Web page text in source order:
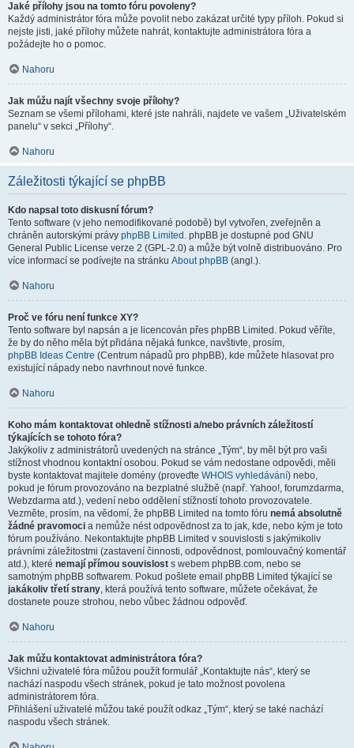
Jaké přílohy jsou na tomto fóru povoleny?
Každý administrátor fóra může povolit nebo zakázat určité typy příloh. Pokud si
nejste jisti, jaké přílohy můžete nahrát, kontaktujte administrátora fóra a
požádejte ho o pomoc.
Nahoru
Jak můžu najít všechny svoje přílohy?
Seznam se všemi přílohami, které jste nahráli, najdete ve vašem „Uživatelském
panelu“ v sekci „Přílohy“.
Nahoru
Záležitosti týkající se phpBB
Kdo napsal toto diskusní fórum?
Tento software (v jeho nemodifikované podobě) byl vytvořen, zveřejněn a
chráněn autorskými právy phpBB Limited . phpBB je dostupné pod GNU
General Public License verze 2 (GPL-2.0) a může být volně distribuováno. Pro
více informací se podívejte na stránku About phpBB (angl.).
Nahoru
Proč ve fóru není funkce XY?
Tento software byl napsán a je licencován přes phpBB Limited. Pokud věříte,
že by do něho měla být přidána nějaká funkce, navštivte, prosím,
phpBB Ideas Centre (Centrum nápadů pro phpBB), kde můžete hlasovat pro
existující nápady nebo navrhnout nové funkce.
Nahoru
Koho mám kontaktovat ohledně stížnosti a/nebo právních záležitostí
týkajících se tohoto fóra?
Jakýkoliv z administrátorů uvedených na stránce „Tým“, by měl být pro vaši
stížnost vhodnou kontaktní osobou. Pokud se vám nedostane odpovědi, měli
byste kontaktovat majitele domény (proveďte WHOIS vyhledávání) nebo,
pokud je fórum provozováno na bezplatné službě (např. Yahoo!, forumzdarma,
Webzdarma atd.), vedení nebo oddělení stížností tohoto provozovatele.
Vezměte, prosím, na vědomí, že phpBB Limited na tomto fóru nemá absolutně
žádné pravomoci a nemůže nést odpovědnost za to jak, kde, nebo kým je toto
fórum používáno. Nekontaktujte phpBB Limited v souvislosti s jakýmikoliv
právními záležitostmi (zastavení činnosti, odpovědnost, pomlouvačný komentář
atd.), které nemají přímou souvislost s webem phpBB.com, nebo se
samotným phpBB softwarem. Pokud pošlete email phpBB Limited týkající se
jakákoliv třetí strany, která používá tento software, můžete očekávat, že
dostanete pouze strohou, nebo vůbec žádnou odpověď.
Nahoru
Jak můžu kontaktovat administrátora fóra?
Všichni uživatelé fóra můžou použít formulář „Kontaktujte nás“, který se
nachází naspodu všech stránek, pokud je tato možnost povolena
administrátorem fóra.
Přihlášení uživatelé můžou také použít odkaz „Tým“, který se také nachází
naspodu všech stránek.